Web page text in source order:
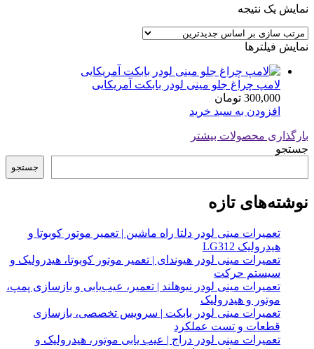
نمایش یک نتیجه
نمایش فیلترها
لامپ چراغ جلو مینی لودر بابکت آمریکایی
300,000 تومان
افزودن به سبد خرید
بارگذاری محصولات بیشتر
جستجو
جستجو
نوشته‌های تازه
تعمیرات مینی لودر دلتا راه ماشین | تعمیر موتور کوبوتا و
هیدرولیک LG312
تعمیرات مینی لودر هیوندای | تعمیر موتور کوبوتا، هیدرولیک و
سیستم حرکت
تعمیرات مینی لودر نیوهلند | تعمیر، عیب‌یابی و بازسازی پمپ،
موتور و هیدرولیک
تعمیرات مینی لودر بابکت | سرویس تخصصی، بازسازی
قطعات و تست عملکرد
تعمیرات مینی لودر دراج | عیب یابی موتور، هیدرولیک و